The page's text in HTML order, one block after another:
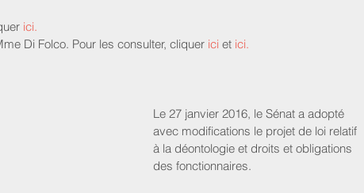
ici.
Di Folco. Pour les consulter, cliquer ici et ici.
Le 27 janvier 2016, le Sénat a adopté
avec modifications le projet de loi relatif
à la déontologie et droits et obligations
des fonctionnaires.